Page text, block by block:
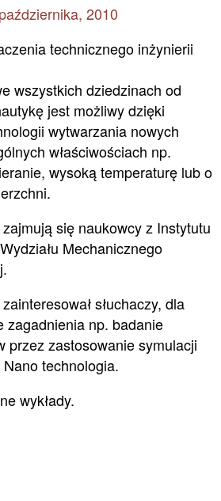
2010
technicznego inżynierii
wszystkich dziedzinach od
jest możliwy dzięki
wytwarzania nowych
właściwościach np.
wysoką temperaturę lub o
się naukowcy z Instytutu
Mechanicznego
słuchaczy, dla
zagadnienia np. badanie
przez zastosowanie symulacji
technologia.
wykłady.